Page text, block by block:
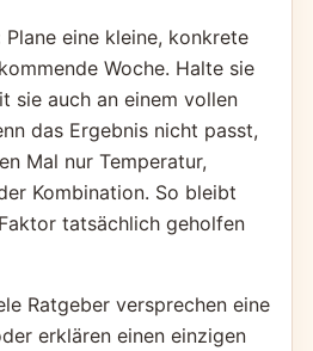
Plane eine kleine, konkrete
Woche. Halte sie
sie auch an einem vollen
das Ergebnis nicht passt,
Mal nur Temperatur,
Kombination. So bleibt
tatsächlich geholfen
Ratgeber versprechen eine
erklären einen einzigen